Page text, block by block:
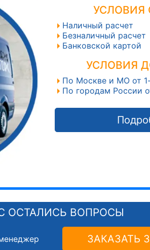
УСЛОВИЯ
Наличный расчет
Безналичный расчет
Банковской картой
УСЛОВИЯ
По Москве и МО от
По городам России
ОСТАЛИСЬ ВОПРОСЫ
ЗАКАЗАТЬ